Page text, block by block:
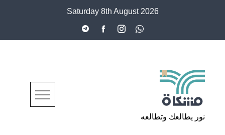
Saturday 8th August 2026
مشكاة
نور يطالعك وتطالعه